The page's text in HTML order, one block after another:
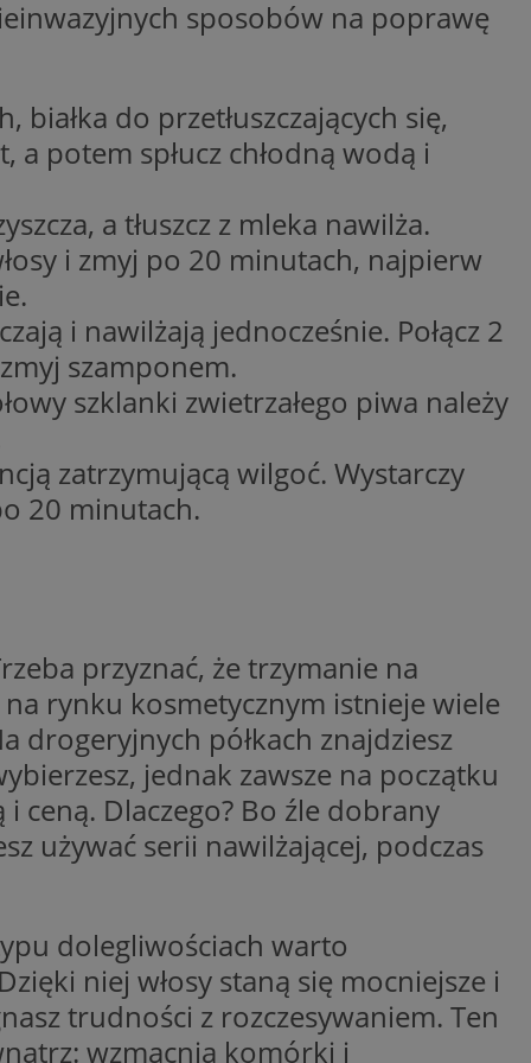
sposobów na poprawę
białka do przetłuszczających się,
a potem spłucz chłodną wodą i
a tłuszcz z mleka nawilża.
i zmyj po 20 minutach, najpierw
i nawilżają jednocześnie. Połącz 2
szamponem.
szklanki zwietrzałego piwa należy
zatrzymującą wilgoć. Wystarczy
20 minutach.
przyznać, że trzymanie na
rynku kosmetycznym istnieje wiele
drogeryjnych półkach znajdziesz
jednak zawsze na początku
ceną. Dlaczego? Bo źle dobrany
używać serii nawilżającej, podczas
dolegliwościach warto
niej włosy staną się mocniejsze i
trudności z rozczesywaniem. Ten
wzmacnia komórki i
sesji.
o zgodzie
Rejestruje
i ustawień
wygodę i
ludzi i botów. Jest
ponieważ
na temat
Cookie-
dotyczących
to konieczne,
poprawnie.
ludzi i botów. Jest
ponieważ
na temat
- co
usługi
Jest on
i służy do
i kampanii na
do
przez
for
reklam
używamy
do
sposób
oraz
zobaczyć
użytkownika
serii produktów
rzeczywistym od